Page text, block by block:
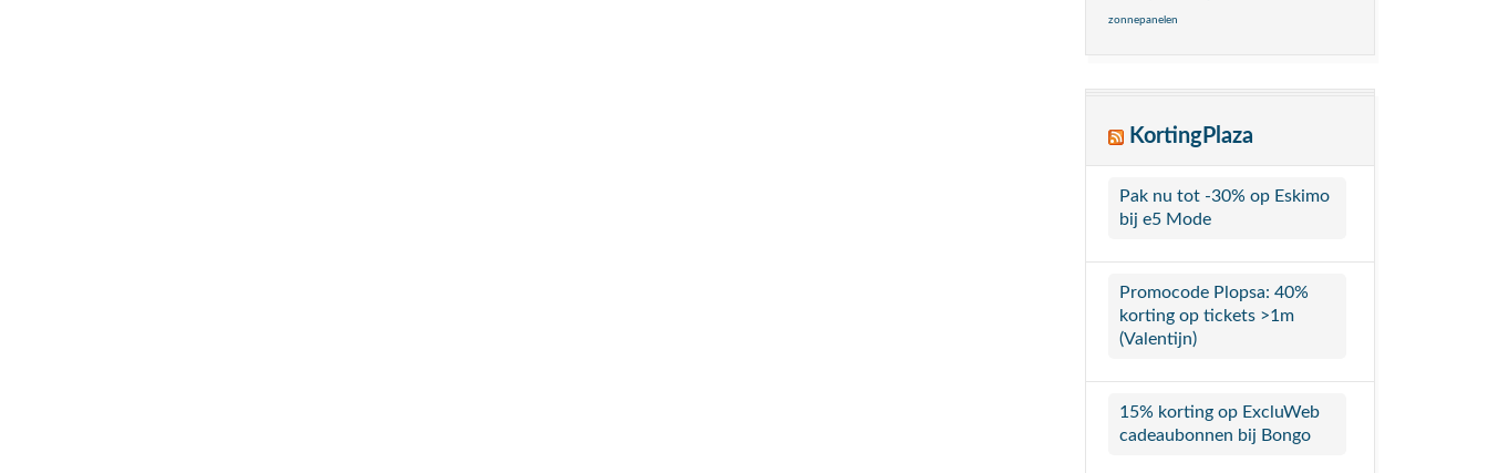
zonnepanelen
KortingPlaza
Pak nu tot -30% op Eskimo
bij e5 Mode
Promocode Plopsa: 40%
korting op tickets >1m
(Valentijn)
15% korting op ExcluWeb
cadeaubonnen bij Bongo